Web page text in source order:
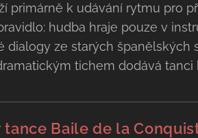
primárně k udávání rytmu pro
hudba hraje pouze v
dialogy ze starých španělských
tichem dodává
tance Baile de la